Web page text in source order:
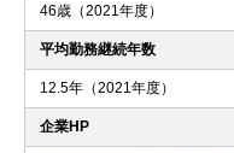
46歳（2021年度）
平均勤務継続年数
12.5年（2021年度）
企業HP